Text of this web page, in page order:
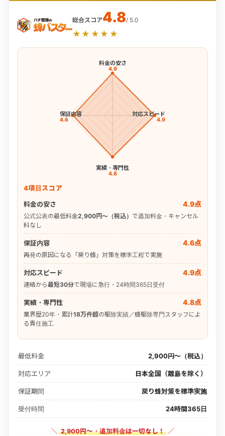
総合スコア4.8/ 5.0
★★★★★
料金の安さ
4.9
対応スピード
4.9
実績・専門性
4.8
保証内容
4.6
4項目スコア
料金の安さ
4.9点
公式公表の最低料金2,900円〜（税込） で追加料金・キャンセル
料なし
保証内容 4.6点
再発の原因になる「戻り蜂」対策を標準工程で実施
対応スピード 4.9点
連絡から最短30分で現場に急行・24時間365日受付
実績・専門性 4.8点
業界歴20年・累計18万件超の駆除実績／蜂駆除専門スタッフによ
る責任施工
最低料金 2,900円〜（税込）
対応エリア 日本全国（離島を除く）
保証期間 戻り蜂対策を標準実施
受付時間 24時間365日
＼ 2,900円〜・追加料金は一切なし！ ／